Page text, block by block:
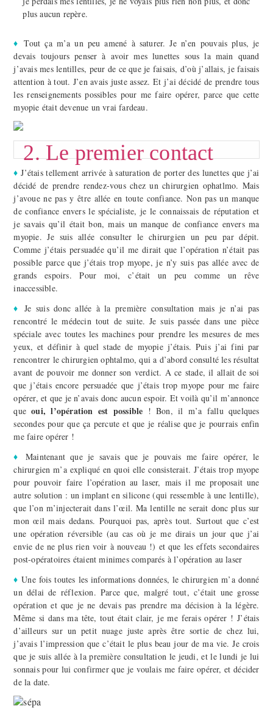
plus aucun repère.
♦ Tout ça m’a un peu amené à saturer. Je n’en pouvais plus, je
devais toujours penser à avoir mes lunettes sous la main quand
j’avais mes lentilles, peur de ce que je faisais, d’où j’allais, je faisais
attention à tout. J’en avais juste assez. Et j’ai décidé de prendre tous
les renseignements possibles pour me faire opérer, parce que cette
myopie était devenue un vrai fardeau.
2. Le premier contact
♦ J’étais tellement arrivée à saturation de porter des lunettes que j’ai
décidé de prendre rendez-vous chez un chirurgien ophatlmo. Mais
j’avoue ne pas y être allée en toute confiance. Non pas un manque
de confiance envers le spécialiste, je le connaissais de réputation et
je savais qu’il était bon, mais un manque de confiance envers ma
myopie. Je suis allée consulter le chirurgien un peu par dépit.
Comme j’étais persuadée qu’il me dirait que l’opération n’était pas
possible parce que j’étais trop myope, je n’y suis pas allée avec de
grands espoirs. Pour moi, c’était un peu comme un rêve
inaccessible.
♦ Je suis donc allée à la première consultation mais je n’ai pas
rencontré le médecin tout de suite. Je suis passée dans une pièce
spéciale avec toutes les machines pour prendre les mesures de mes
yeux, et définir à quel stade de myopie j’étais. Puis j’ai fini par
rencontrer le chirurgien ophtalmo, qui a d’abord consulté les résultat
avant de pouvoir me donner son verdict. A ce stade, il allait de soi
que j’étais encore persuadée que j’étais trop myope pour me faire
opérer, et que je n’avais donc aucun espoir. Et voilà qu’il m’annonce
queoui, l’opération est possible ! Bon, il m’a fallu quelques
secondes pour que ça percute et que je réalise que je pourrais enfin
me faire opérer !
♦
Maintenant que je savais que je pouvais me faire opérer, le
chirurgien m’a expliqué en quoi elle consisterait. J’étais trop myope
pour pouvoir faire l’opération au laser, mais il me proposait une
autre solution : un implant en silicone (qui ressemble à une lentille),
que l’on m’injecterait dans l’œil. Ma lentille ne serait donc plus sur
mon œil mais dedans. Pourquoi pas, après tout. Surtout que c’est
une opération réversible (au cas où je me dirais un jour que j’ai
envie de ne plus rien voir à nouveau !) et que les effets secondaires
post-opératoires étaient minimes comparés à l’opération au laser
♦ Une fois toutes les informations données, le chirurgien m’a donné
un délai de réflexion. Parce que, malgré tout, c’était une grosse
opération et que je ne devais pas prendre ma décision à la légère.
Même si dans ma tête, tout était clair, je me ferais opérer ! J’étais
d’ailleurs sur un petit nuage juste après être sortie de chez lui,
j’avais l’impression que c’était le plus beau jour de ma vie. Je crois
que je suis allée à la première consultation le jeudi, et le lundi je lui
sonnais pour lui confirmer que je voulais me faire opérer, et décider
de la date.